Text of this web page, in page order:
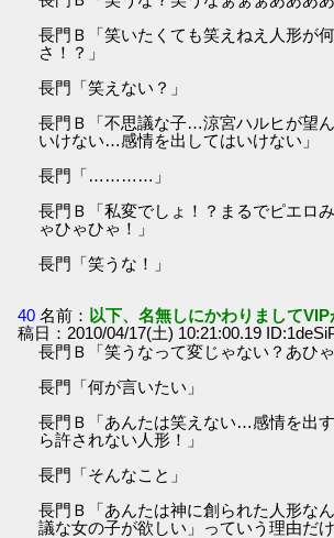
長門Ｂ「笑いたくても笑えねえ人形が
さ！？」
長門「笑えない？」
長門Ｂ「不思議な子…涼宮ハルヒが望
いけない…感情を出してはいけない」
長門「…………」
長門Ｂ「私変でしょ！？まるでピエロ
ゃひゃひゃ！」
長門「笑うな！」
40 名前： 以下、名無しにかわりまして
稿日：2010/04/17(土) 10:21:00.19
長門Ｂ「笑うなって変じゃない？あひ
長門「何が言いたい」
長門Ｂ「あんたは笑えない…感情を出
ら許されない人形！」
長門「そんなこと」
長門Ｂ「あんたは神に創られた人形な
議な女の子が欲しい」っていう理由だ